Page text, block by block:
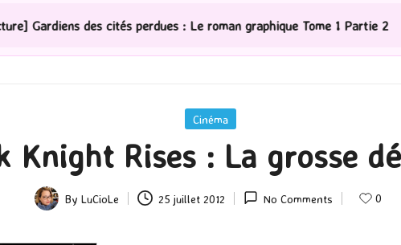
: Le roman graphique Tome 1 Partie 2 [Série TV]
Posted
Cinéma
Knight Rises : La grosse
Posted
ByLuCioLe 25 juillet 2012 No Comments 0